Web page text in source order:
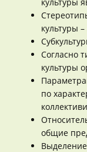
культуры
Согласно
культуры
по
общие